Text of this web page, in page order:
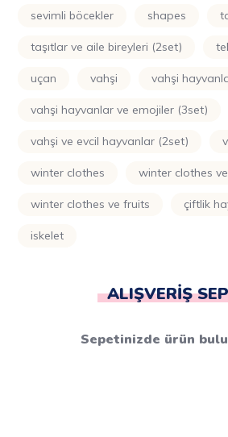
sevimli böcekler shapes
taşıtlar ve aile bireyleri (2set)
uçan vahşi vahşi
vahşi hayvanlar ve emojiler (3set)
vahşi ve evcil hayvanlar (2set)
winter clothes winter clothes
winter clothes ve fruits çiftlik
i̇skelet
ALIŞVERIŞ
Sepetinizde ürün